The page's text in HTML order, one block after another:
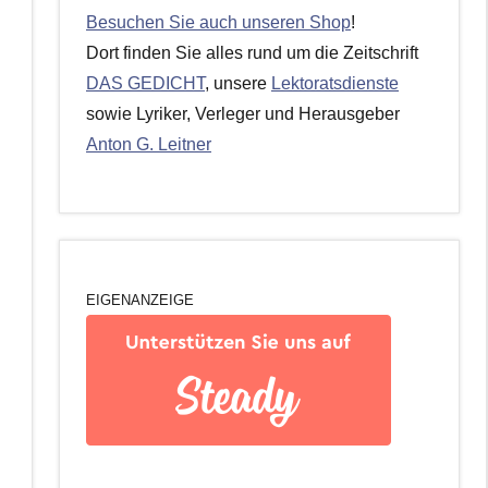
Besuchen Sie auch unseren Shop!
Dort finden Sie alles rund um die Zeitschrift
DAS GEDICHT, unsere Lektoratsdienste
sowie Lyriker, Verleger und Herausgeber
Anton G. Leitner
EIGENANZEIGE